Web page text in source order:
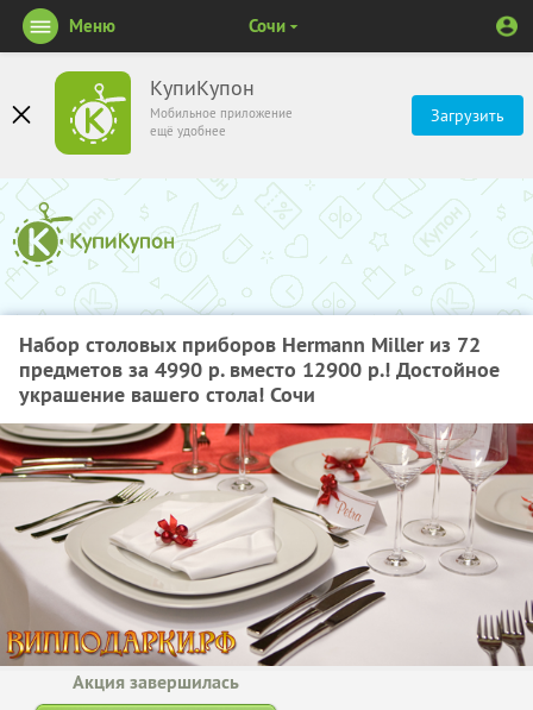
КупиКупон
Мобильное приложение
ещё удобнее
Загрузить
Меню Сочи
Набор столовых приборов Hermann Miller из 72
предметов за 4990 р. вместо 12900 р.! Достойное
украшение вашего стола! Сочи
Акция завершилась